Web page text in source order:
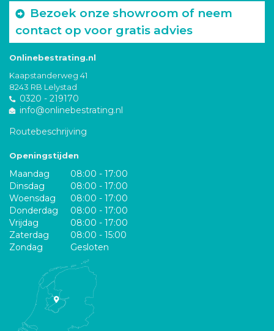
Bezoek onze showroom of neem
contact op voor gratis advies
Onlinebestrating.nl
Kaapstanderweg 41
8243 RB Lelystad
0320 - 219170
info@onlinebestrating.nl
Routebeschrijving
Openingstijden
Maandag
08:00 - 17:00
Dinsdag
08:00 - 17:00
Woensdag
08:00 - 17:00
Donderdag
08:00 - 17:00
Vrijdag
08:00 - 17:00
Zaterdag
08:00 - 15:00
Zondag
Gesloten